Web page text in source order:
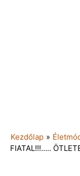
Kezdőlap »
FIATAL!!!…..